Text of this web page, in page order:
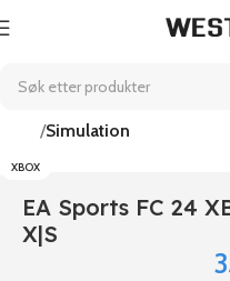
Simulation
XBOX
EA Sports FC 24
X|S